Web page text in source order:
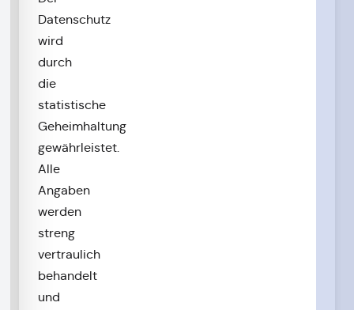
Datenschutz
wird
durch
die
statistische
Geheimhaltung
gewährleistet.
Alle
Angaben
werden
streng
vertraulich
behandelt
und